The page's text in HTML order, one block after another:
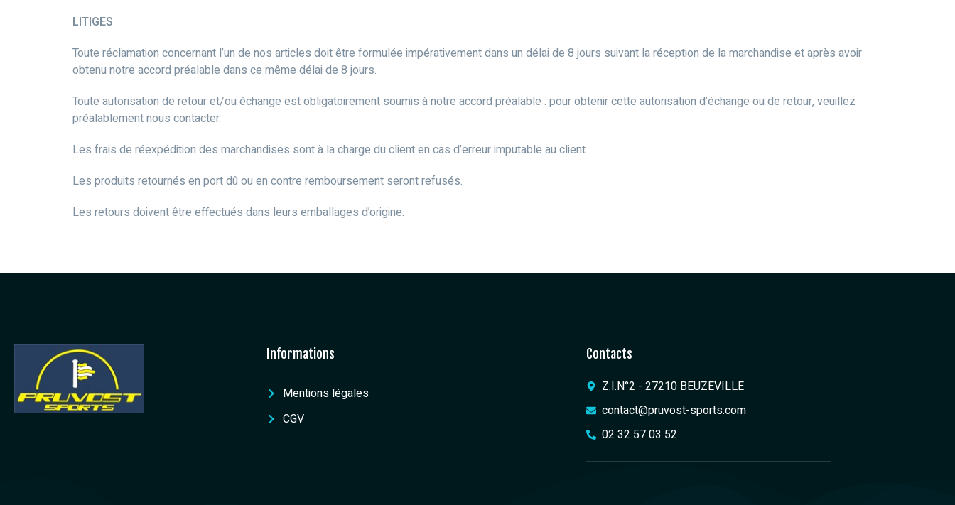
LITIGES
Toute réclamation concernant l’un de nos articles doit être formulée impérativement dans un délai de 8 jours suivant la réception de la marchandise et après avoir
obtenu notre accord préalable dans ce même délai de 8 jours.
Toute autorisation de retour et/ou échange est obligatoirement soumis à notre accord préalable : pour obtenir cette autorisation d’échange ou de retour, veuillez
préalablement nous contacter.
Les frais de réexpédition des marchandises sont à la charge du client en cas d’erreur imputable au client.
Les produits retournés en port dû ou en contre remboursement seront refusés.
Les retours doivent être effectués dans leurs emballages d’origine.
Informations
Mentions légales
CGV
Contacts
Z.I.N°2 - 27210 BEUZEVILLE
contact@pruvost-sports.com
02 32 57 03 52